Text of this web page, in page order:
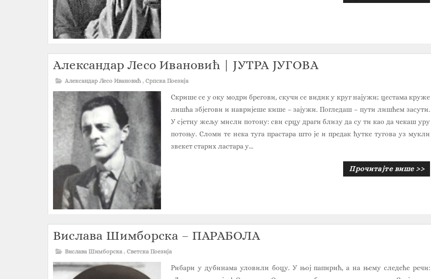
Александар Лесо Ивановић | ЈУТРА ЈУГОВА
Александар Лесо Ивановић , Српска Поезија
Скрише се у оку модри брегови, скучи се видик у круг најужи; цестама круже
лишћа збјегови и навријеше кише – зајужи. Погледаш – пути лишћем засути.
У сјетну жељу мисли потону: сви срцу драги близу да су ти као да чекаш уру
потоњу. Сломи те нека туга прастара што је и предак ћутке тугова уз мукли
звекет старих ластара у...
Прочитајте више >>
Вислава Шимборска – ПАРАБОЛА
Вислава Шимборска , Светска Поезија
Рибари у дубинама уловили боцу. У њој папирић, а на њему следеће речи: